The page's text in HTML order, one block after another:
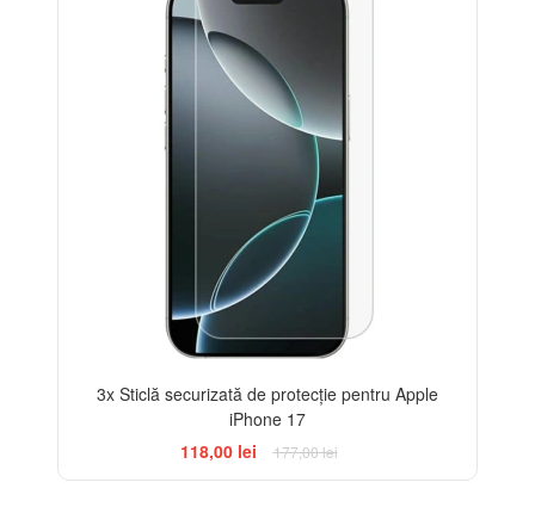
3x Sticlă securizată de protecție pentru Apple
iPhone 17
118,00 lei
177,00 lei